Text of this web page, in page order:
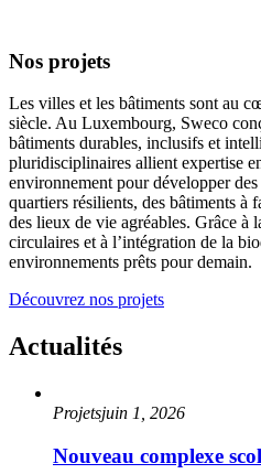
Nos projets
Les villes et les bâtiments sont au
siècle. Au Luxembourg, Sweco
bâtiments durables, inclusifs et
pluridisciplinaires allient expertise
environnement pour développer
quartiers résilients, des bâtiments à
des lieux de vie agréables. Grâce à
circulaires et à l’intégration de la
environnements prêts pour demain.
Découvrez nos projets
Actualités
Projetsjuin 1, 2026
Nouveau complexe